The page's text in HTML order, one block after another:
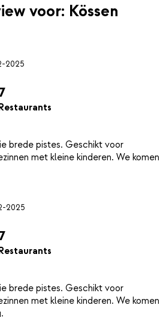
voor: Kössen
2025
brede pistes. Geschikt voor
met kleine kinderen. We komen
2025
brede pistes. Geschikt voor
met kleine kinderen. We komen